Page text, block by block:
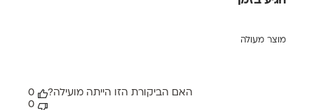
מוצר מעולה
האם הביקורת הזו הייתה מועילה?
0
0